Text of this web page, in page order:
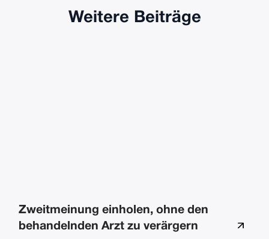
Weitere Beiträge
Zweitmeinung einholen, ohne den
behandelnden Arzt zu verärgern